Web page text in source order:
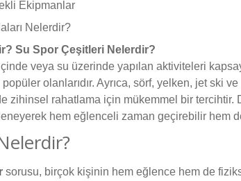
Ekipmanlar
Nelerdir?
Su Spor Çeşitleri Nelerdir?
veya su üzerinde yapılan aktiviteleri
popüler olanlarıdır. Ayrıca, sörf, yelken, jet ski
zihinsel rahatlama için mükemmel bir
hem eğlenceli zaman geçirebilir hem
sorusu, birçok kişinin hem eğlence hem de